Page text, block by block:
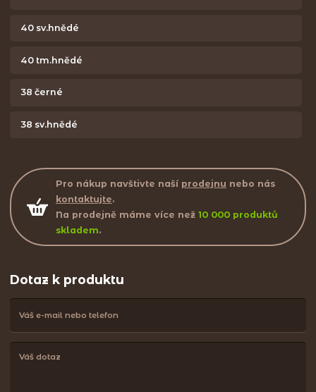
40 sv.hnědé
40 tm.hnědé
38 černé
38 sv.hnědé
Pro nákup navštivte naší prodejnu nebo nás
kontaktujte.
Na prodejně máme více než 10 000 produktů
skladem.
Dotaz k produktu